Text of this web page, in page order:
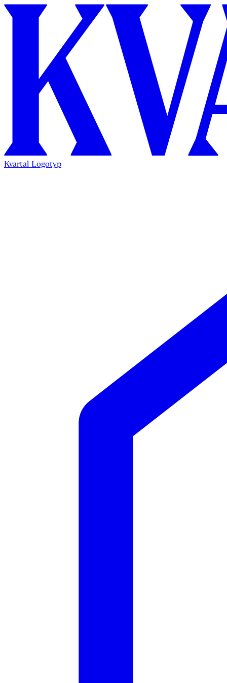
Kvartal Logotyp